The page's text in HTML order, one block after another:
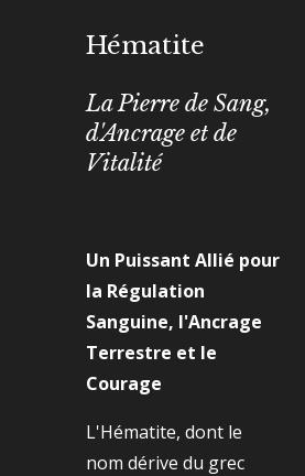
Hématite
La Pierre de Sang,
d'Ancrage et de
Vitalité
Un Puissant Allié pour
la Régulation
Sanguine, l'Ancrage
Terrestre et le
Courage
L'Hématite, dont le
nom dérive du grec